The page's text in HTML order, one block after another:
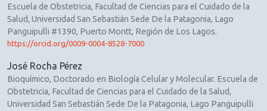
Escuela de Obstetricia, Facultad de Ciencias para el Cuidado de la
Salud, Universidad San Sebastián Sede De la Patagonia, Lago
Panguipulli #1390, Puerto Montt, Región de Los Lagos.
https://orcid.org/0009-0004-8528-7000
José Rocha Pérez
Bioquímico, Doctorado en Biología Celular y Molecular. Escuela de
Obstetricia, Facultad de Ciencias para el Cuidado de la Salud,
Universidad San Sebastián Sede De la Patagonia, Lago Panguipulli